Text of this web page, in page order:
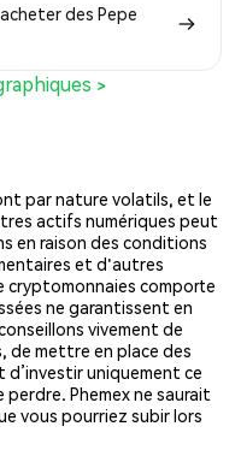
des Pepe
>
par nature volatils, et le
actifs numériques peut
en raison des conditions
et d'autres
cryptomonnaies comporte
ne garantissent en
vivement de
de mettre en place des
uniquement ce
Phemex ne saurait
vous pourriez subir lors